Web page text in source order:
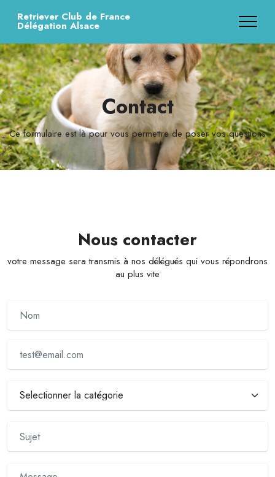
Retriever Club de France
Délégation Alsace
Contact
Ce formulaire est là pour vous permettre de poser vos questions
Nous contacter
votre message sera transmis à nos délégués qui vous répondrons
au plus vite